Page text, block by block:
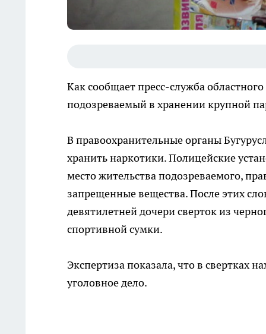
Как сообщает пресс-служба
подозреваемый в хранении крупной
В правоохранительные органы
хранить наркотики. Полицейские
место жительства подозреваемого,
запрещенные вещества. После этих
девятилетней дочери сверток из
спортивной сумки.
Экспертиза показала, что в свертках
уголовное дело.